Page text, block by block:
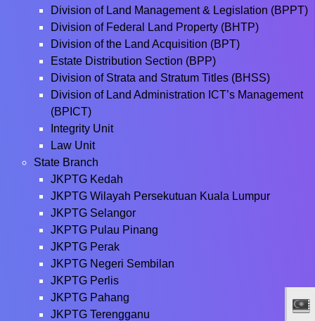
Division of Land Management & Legislation (BPPT)
Division of Federal Land Property (BHTP)
Division of the Land Acquisition (BPT)
Estate Distribution Section (BPP)
Division of Strata and Stratum Titles (BHSS)
Division of Land Administration ICT’s Management
(BPICT)
Integrity Unit
Law Unit
State Branch
JKPTG Kedah
JKPTG Wilayah Persekutuan Kuala Lumpur
JKPTG Selangor
JKPTG Pulau Pinang
JKPTG Perak
JKPTG Negeri Sembilan
JKPTG Perlis
JKPTG Pahang
JKPTG Terengganu